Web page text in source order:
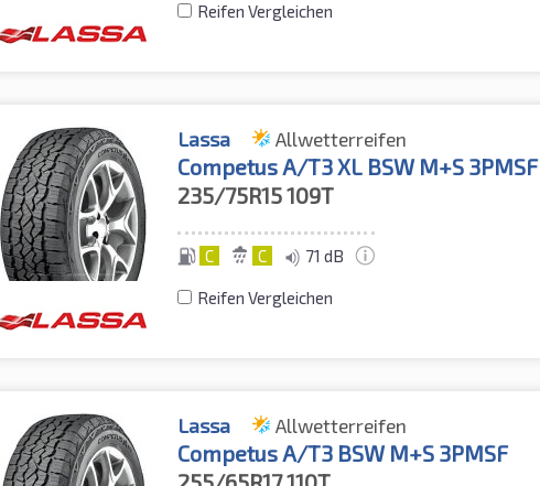
Reifen Vergleichen
Lassa Allwetterreifen
Competus A/T3 XL BSW M+S 3PMSF
235/75R15109T
C C 71 dB
Reifen Vergleichen
Lassa Allwetterreifen
Competus A/T3 BSW M+S 3PMSF